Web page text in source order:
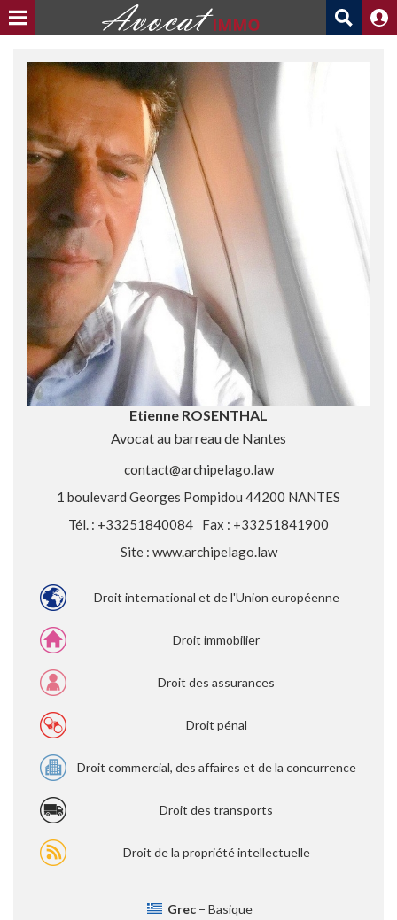
Etienne ROSENTHAL
Avocat au barreau de Nantes
contact@archipelago.law
1 boulevard Georges Pompidou 44200 NANTES
Tél. : +33251840084
Fax : +33251841900
Site : www.archipelago.law
Droit international et de l'Union européenne
Droit immobilier
Droit des assurances
Droit pénal
Droit commercial, des affaires et de la concurrence
Droit des transports
Droit de la propriété intellectuelle
Grec − Basique